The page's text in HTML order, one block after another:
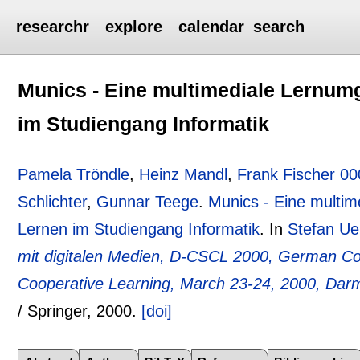
researchr explore calendar search
Munics - Eine multimediale
im Studiengang Informatik
Pamela Tröndle, Heinz Mandl , Frank Fischer
Schlichter, Gunnar Teege. Munics - Eine
Lernen im Studiengang Informatik. In Stefan
mit digitalen Medien, D-CSCL 2000, German
Cooperative Learning, March 23-24, 2000,
/ Springer, 2000. [doi]